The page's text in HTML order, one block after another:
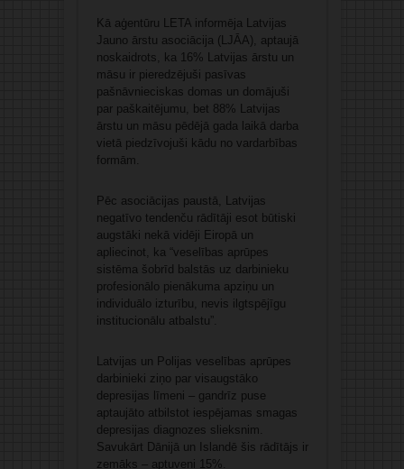
Kā aģentūru LETA informēja Latvijas
Jauno ārstu asociācija (LJĀA), aptaujā
noskaidrots, ka 16% Latvijas ārstu un
māsu ir pieredzējuši pasīvas
pašnāvnieciskas domas un domājuši
par paškaitējumu, bet 88% Latvijas
ārstu un māsu pēdējā gada laikā darba
vietā piedzīvojuši kādu no vardarbības
formām.
Pēc asociācijas paustā, Latvijas
negatīvo tendenču rādītāji esot būtiski
augstāki nekā vidēji Eiropā un
apliecinot, ka “veselības aprūpes
sistēma šobrīd balstās uz darbinieku
profesionālo pienākuma apziņu un
individuālo izturību, nevis ilgtspējīgu
institucionālu atbalstu”.
Latvijas un Polijas veselības aprūpes
darbinieki ziņo par visaugstāko
depresijas līmeni – gandrīz puse
aptaujāto atbilstot iespējamas smagas
depresijas diagnozes slieksnim.
Savukārt Dānijā un Islandē šis rādītājs ir
zemāks – aptuveni 15%.